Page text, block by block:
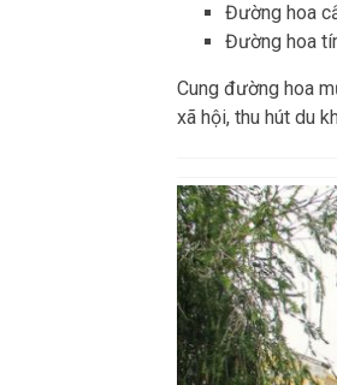
Đường hoa
Đường hoa
Cung đường hoa
xã hội, thu hút du